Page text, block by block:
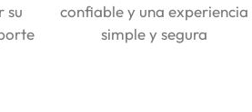
su
confiable y una experiencia
simple y segura